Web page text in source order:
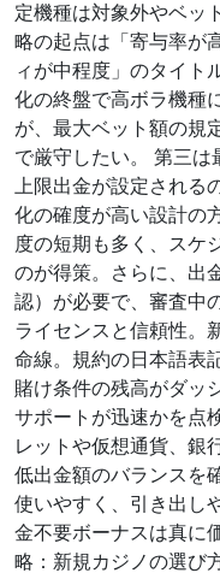
定機種は対象外やベッ
略の起点は「寄与率が
ィが中程度」のタイト
化の終盤で高ボラ機種
が、最大ベット額の規
で厳守したい。 第三は
上限出金が設定される
化の確度が高い設計の
度の短期も多く、スケ
のが得策。さらに、出
認）が必要で、審査中
ライセンスと信頼性。
命線。規約の日本語表
賭け条件の残高がダッ
サポートが迅速かを点
レットや仮想通貨、銀
低出金額のバランスを
使いやすく、引き出し
金不要ボーナスは真に
略：新規カジノの選び